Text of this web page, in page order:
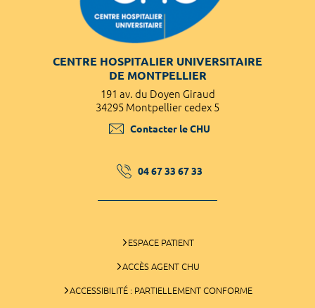
CENTRE HOSPITALIER UNIVERSITAIRE
DE MONTPELLIER
191 av. du Doyen Giraud
34295 Montpellier cedex 5
Contacter le CHU
04 67 33 67 33
ESPACE PATIENT
ACCÈS AGENT CHU
ACCESSIBILITÉ : PARTIELLEMENT CONFORME